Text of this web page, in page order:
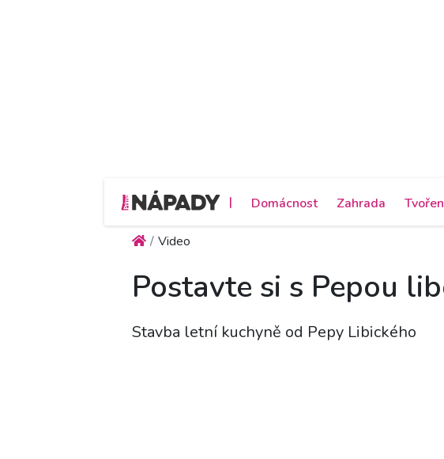
| Domácnost Zahrada
Video
Postavte si s Pepou
Stavba letní kuchyně od Pepy Libického